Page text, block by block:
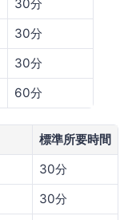
30分
30分
30分
60分
標準所要時間
30分
30分